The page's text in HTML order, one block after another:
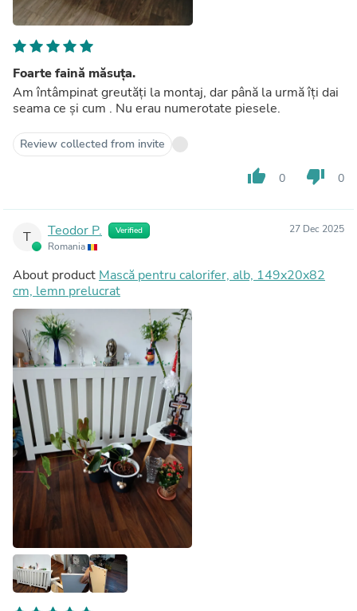
Foarte faină măsuța.
Am întâmpinat greutăți la montaj, dar până la urmă îți dai
seama ce și cum . Nu erau numerotate piesele.
Review collected from invite
thumb_up 0 thumb_down 0
T Teodor P. Verified
Romania
27 Dec 2025
About product Mască pentru calorifer, alb, 149x20x82
cm, lemn prelucrat